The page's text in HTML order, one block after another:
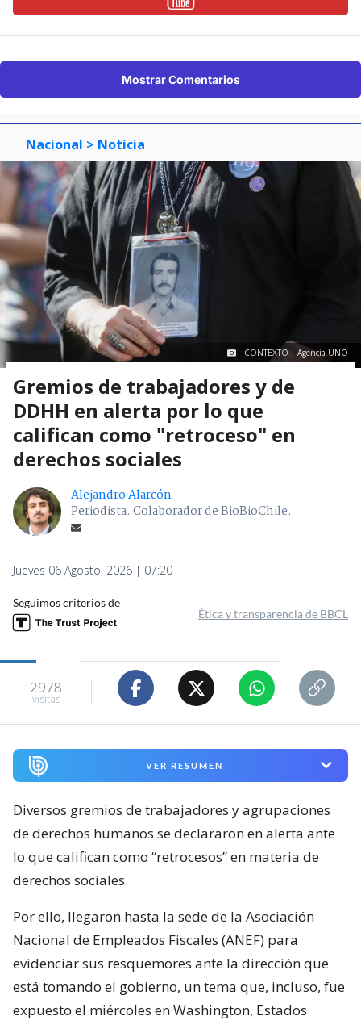
Mostrar Comentarios
Nacional > Noticia
CONTEXTO | Agencia UNO
Gremios de trabajadores y de
DDHH en alerta por lo que
califican como "retroceso" en
derechos sociales
Alejandro Alarcón
Periodista. Colaborador de BioBioChile.
Jueves 06 Agosto, 2026 | 07:20
Seguimos criterios de
Ética y transparencia de BBCL
2978
visitas
VER RESUMEN
Diversos gremios de trabajadores y agrupaciones
de derechos humanos se declararon en alerta ante
lo que califican como “retrocesos” en materia de
derechos sociales.
Por ello, llegaron hasta la sede de la Asociación
Nacional de Empleados Fiscales (ANEF) para
evidenciar sus resquemores ante la dirección que
está tomando el gobierno, un tema que, incluso, fue
expuesto el miércoles en Washington, Estados